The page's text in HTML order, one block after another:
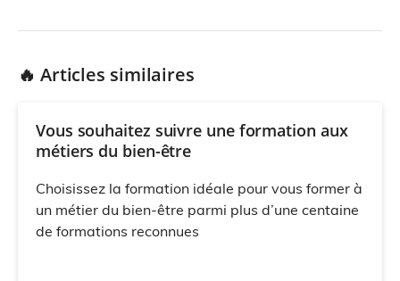
🔥 Articles similaires
Vous souhaitez suivre une formation aux
métiers du bien-être
Choisissez la formation idéale pour vous former à
un métier du bien-être parmi plus d’une centaine
de formations reconnues